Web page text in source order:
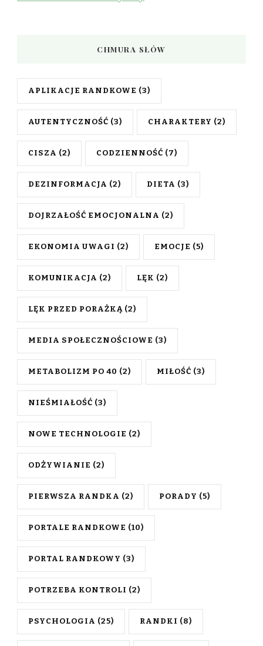
CHMURA SŁÓW
APLIKACJE RANDKOWE (3)
AUTENTYCZNOŚĆ (3) CHARAKTERY (2)
CISZA (2) CODZIENNOŚĆ (7)
DEZINFORMACJA (2) DIETA (3)
DOJRZAŁOŚĆ EMOCJONALNA (2)
EKONOMIA UWAGI (2) EMOCJE (5)
KOMUNIKACJA (2) LĘK (2)
LĘK PRZED PORAŻKĄ (2)
MEDIA SPOŁECZNOŚCIOWE (3)
METABOLIZM PO 40 (2) MIŁOŚĆ (3)
NIEŚMIAŁOŚĆ (3)
NOWE TECHNOLOGIE (2)
ODŻYWIANIE (2)
PIERWSZA RANDKA (2) PORADY (5)
PORTALE RANDKOWE (10)
PORTAL RANDKOWY (3)
POTRZEBA KONTROLI (2)
PSYCHOLOGIA (25) RANDKI (8)